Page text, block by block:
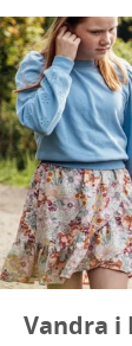
Vandra i